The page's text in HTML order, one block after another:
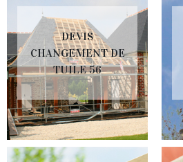
DEVIS
CHANGEMENT DE
TUILE 56